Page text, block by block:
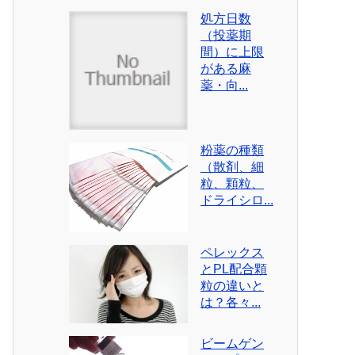
処方日数
（投薬期
間）に上限
がある麻
薬・向...
粉薬の種類
（散剤、細
粒、顆粒、
ドライシロ...
ペレックス
とPL配合顆
粒の違いと
は？各々...
ビームゲン